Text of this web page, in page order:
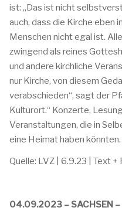
ist: „Das ist nicht
auch, dass die Kirche eben
Menschen nicht egal ist.
zwingend als reines
und andere kirchliche
nur Kirche, von diesem
verabschieden“, sagt der
Kulturort.“ Konzerte,
Veranstaltungen, die in
eine Heimat haben könnten.
Quelle: LVZ | 6.9.23 | Text +
04.09.2023 – SACHSEN